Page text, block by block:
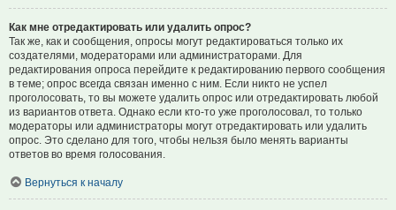
Как мне отредактировать или удалить опрос?
Так же, как и сообщения, опросы могут редактироваться только их
создателями, модераторами или администраторами. Для
редактирования опроса перейдите к редактированию первого сообщения
в теме; опрос всегда связан именно с ним. Если никто не успел
проголосовать, то вы можете удалить опрос или отредактировать любой
из вариантов ответа. Однако если кто-то уже проголосовал, то только
модераторы или администраторы могут отредактировать или удалить
опрос. Это сделано для того, чтобы нельзя было менять варианты
ответов во время голосования.
Вернуться к началу